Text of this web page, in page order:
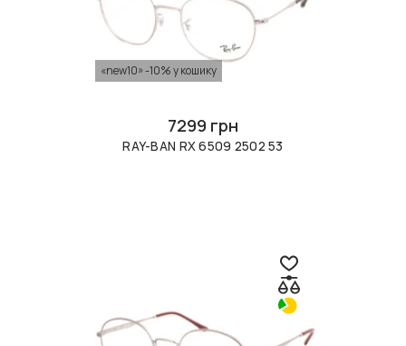
«new10» -10% у кошику
7299 грн
RAY-BAN RX 6509 2502 53